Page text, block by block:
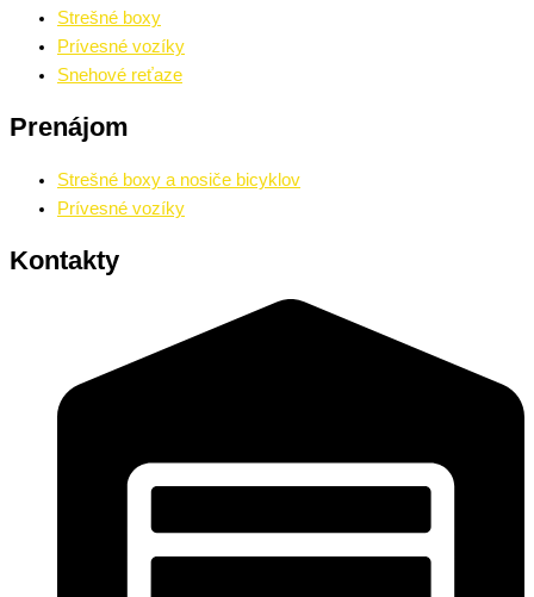
Strešné boxy
Prívesné vozíky
Snehové reťaze
Prenájom
Strešné boxy a nosiče bicyklov
Prívesné vozíky
Kontakty